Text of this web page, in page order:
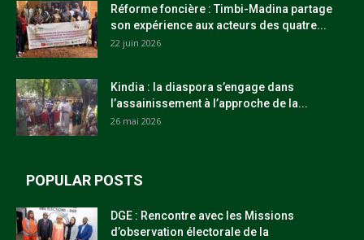
Réforme foncière : Timbi-Madina partage
son expérience aux acteurs des quatre...
22 juin 2026
Kindia : la diaspora s’engage dans
l’assainissement à l’approche de la...
26 mai 2026
POPULAR POSTS
DGE : Rencontre avec les Missions
d’observation électorale de la